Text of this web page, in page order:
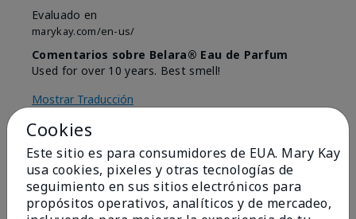
Evaluado en
marykay.com/en-us/
Comentarios sobre Belara® Eau de Parfum
Used for over 10 years. Best smell!
Mostrar Traducción
Conclusión
¿Le ha resultado útil esta
opinión?
4 0
Cookies
Este sitio es para consumidores de EUA. Mary Kay
usa cookies, pixeles y otras tecnologías de
seguimiento en sus sitios electrónicos para
propósitos operativos, analíticos y de mercadeo,